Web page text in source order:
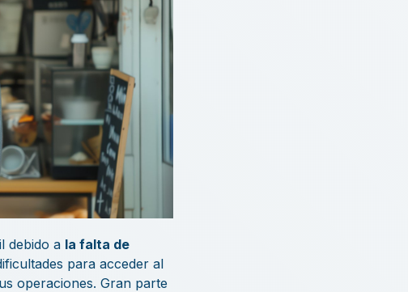
debido a la falta de
para acceder al
operaciones. Gran parte